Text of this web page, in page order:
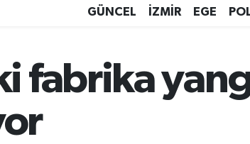
GÜNCEL İZMİR EGE
fabrika